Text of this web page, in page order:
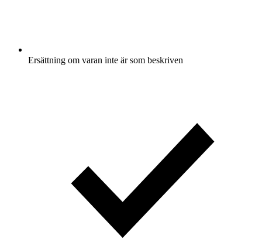
Ersättning om varan inte är som beskriven